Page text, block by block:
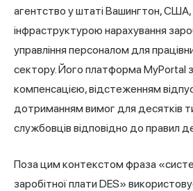
агентство у штаті Вашингтон, США,
інфраструктурою нарахування
управління персоналом для
сектору. Його платформа MyPortal
компенсацією, відстеженням
дотриманням вимог для десятків
службовців відповідно до правил
Поза цим контекстом фраза
заробітної плати DES»